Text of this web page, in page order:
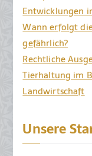
Entwicklungen
Wann erfolgt
gefährlich?
Rechtliche
Tierhaltung im
Landwirtschaft
Unsere